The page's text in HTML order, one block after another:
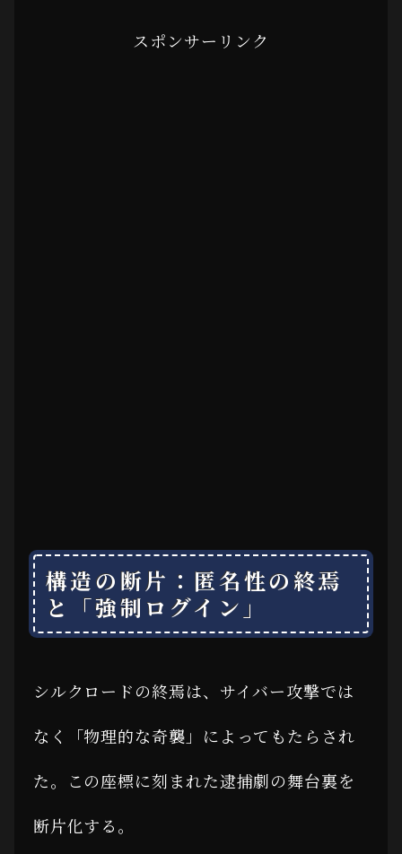
スポンサーリンク
構造の断片：匿名性の終焉
と「強制ログイン」
シルクロードの終焉は、サイバー攻撃では
なく「物理的な奇襲」によってもたらされ
た。この座標に刻まれた逮捕劇の舞台裏を
断片化する。